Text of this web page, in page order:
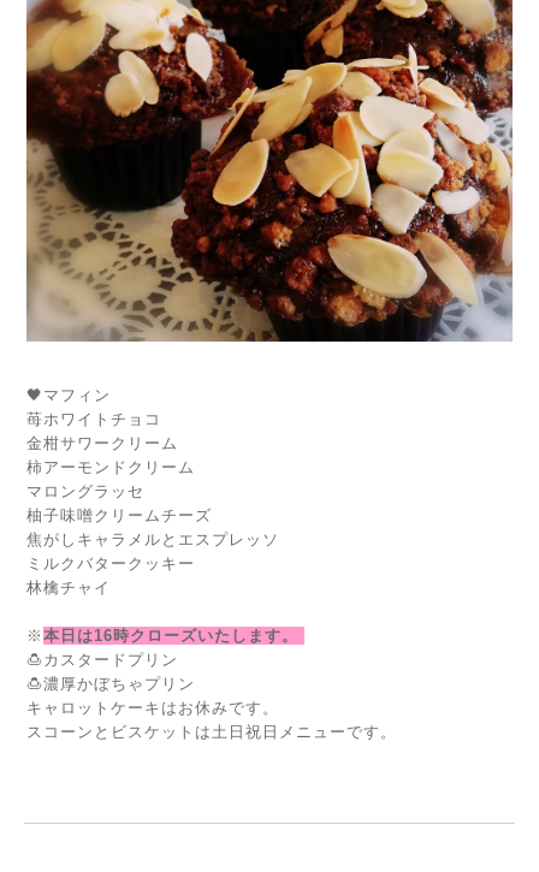
🖤マフィン
苺ホワイトチョコ
金柑サワークリーム
柿アーモンドクリーム
マロングラッセ
柚子味噌クリームチーズ
焦がしキャラメルとエスプレッソ
ミルクバタークッキー
林檎チャイ
※ 本日は16時クローズいたします。
🍮カスタードプリン
🍮濃厚かぼちゃプリン
キャロットケーキはお休みです。
スコーンとビスケットは土日祝日メニューです。